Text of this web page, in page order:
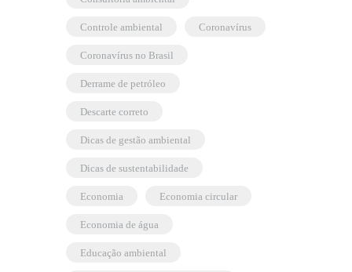
controle ambiental coronavírus
coronavírus no Brasil
derrame de petróleo
descarte correto
dicas de gestão ambiental
dicas de sustentabilidade
economia economia circular
economia de água
educação ambiental